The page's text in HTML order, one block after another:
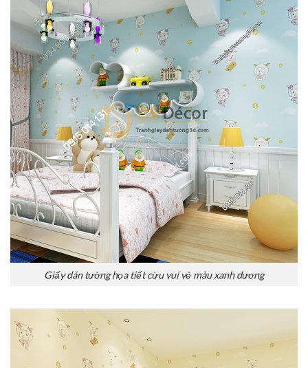
Giấy dán tường họa tiết cừu vui vẻ màu xanh dương